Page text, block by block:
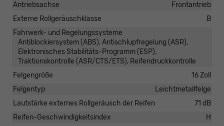
Antriebsachse
Frontantrieb
Externe Rollgeräuschklasse
B
Fahrwerk- und Regelungssysteme
Antiblockiersystem (ABS), Antischlupfregelung (ASR),
Elektronisches Stabilitäts-Programm (ESP),
Traktionskontrolle (ASR/CTS/ETS), Reifendruckkontrolle
Felgengröße
16 Zoll
Felgentyp
Leichtmetallfelge
Lautstärke externes Rollgeräusch der Reifen
71 dB
Reifen-Geschwindigkeitsindex
H